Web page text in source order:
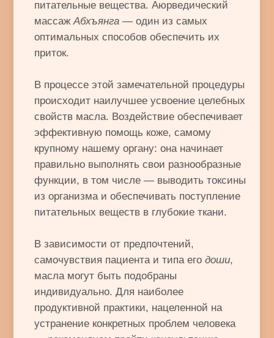
Успокаивает доши и снимает
усталость;
Улучшает циркуляцию крови,
особенно в нервных окончаниях;
кедровая бочка, или жеПоди Кижи—
массаж теплыми травяными мешочками.
В качестве продолжения процедуры также
можно провести
ясность ума, приятные эмоции, улучшает
Противопоказания:запрещен массаж
после курса процедур очищения
вирусные болезни в стадии обострения,
температура выше 37 градусов; обильные
менструации.